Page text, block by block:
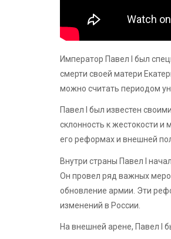
Император Павел I был
смерти своей матери
можно считать периодом
Павел I был известен
склонность к жестокости
его реформах и внешней
Внутри страны Павел I
Он провел ряд важных
обновление армии. Эти
изменений в России.
На внешней арене, Павел I